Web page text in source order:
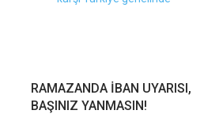
RAMAZANDA İBAN UYARISI,
BAŞINIZ YANMASIN!